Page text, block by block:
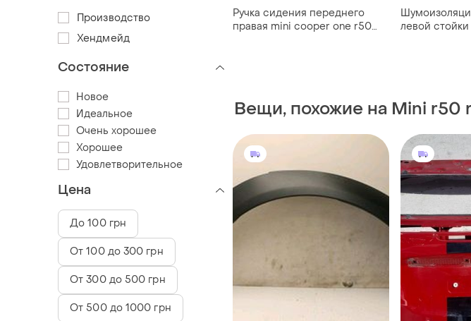
Ручка сидения переднего
правая mini cooper one r50
левой
Вещи, похожие на Mini r50
Производство
Хендмейд
Состояние
Новое
Идеальное
Очень хорошее
Хорошее
Удовлетворительное
Цена
До 100 грн
От 100 до 300 грн
От 300 до 500 грн
От 500 до 1000 грн